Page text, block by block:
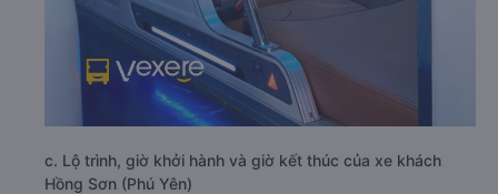
c. Lộ trình, giờ khởi hành và giờ kết thúc của xe khách
Hồng Sơn (Phú Yên)